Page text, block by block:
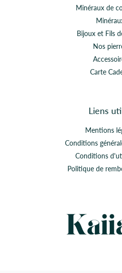
Minéraux de
Bijoux et Fils
Nos
Carte
Liens
Mentions
Conditions
Conditions
Politique de